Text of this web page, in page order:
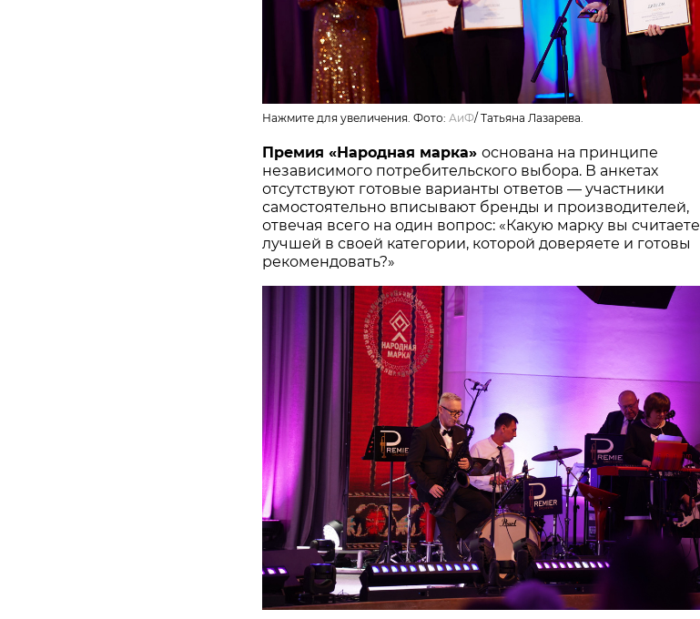
Нажмите для увеличения. Фото: АиФ/ Татьяна Лазарева.
Премия «Народная марка» основана на принципе
независимого потребительского выбора. В анкетах
отсутствуют готовые варианты ответов — участники
самостоятельно вписывают бренды и производителей,
отвечая всего на один вопрос: «Какую марку вы считаете
лучшей в своей категории, которой доверяете и готовы
рекомендовать?»